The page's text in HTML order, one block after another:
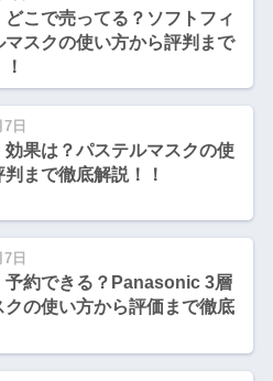
どこで売ってる？ソフトフィ
マスクの使い方から評判まで
日
効果は？パステルマスクの使
まで徹底解説！！
日
予約できる？Panasonic 3層
クの使い方から評価まで徹底